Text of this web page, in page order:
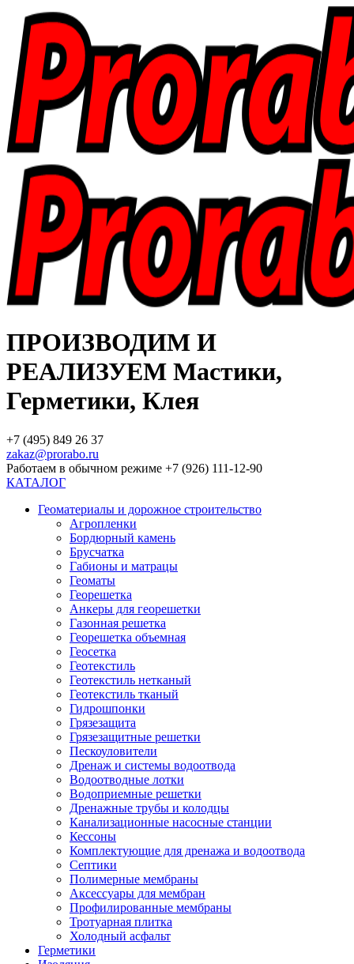
ПРОИЗВОДИМ И
РЕАЛИЗУЕМ Мастики,
Герметики, Клея
+7 (495) 849 26 37
zakaz@prorabo.ru
Работаем в обычном режиме +7 (926) 111-12-90
КАТАЛОГ
Геоматериалы и дорожное строительство
Агропленки
Бордюрный камень
Брусчатка
Габионы и матрацы
Геоматы
Георешетка
Анкеры для георешетки
Газонная решетка
Георешетка объемная
Геосетка
Геотекстиль
Геотекстиль нетканый
Геотекстиль тканый
Гидрошпонки
Грязезащита
Грязезащитные решетки
Пескоуловители
Дренаж и системы водоотвода
Водоотводные лотки
Водоприемные решетки
Дренажные трубы и колодцы
Канализационные насосные станции
Кессоны
Комплектующие для дренажа и водоотвода
Септики
Полимерные мембраны
Аксессуары для мембран
Профилированные мембраны
Тротуарная плитка
Холодный асфальт
Герметики